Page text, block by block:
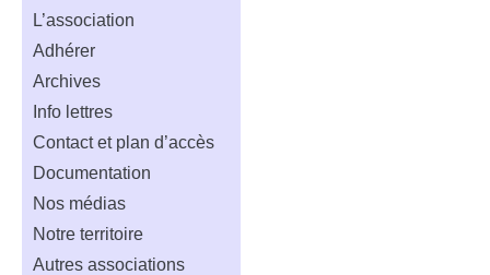
L’association
Adhérer
Archives
Info lettres
Contact et plan d’accès
Documentation
Nos médias
Notre territoire
Autres associations